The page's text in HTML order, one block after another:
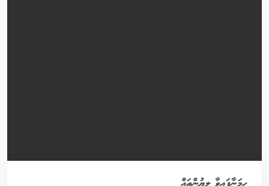
ހިމަނާފައިވާ ލިޔުންތައް